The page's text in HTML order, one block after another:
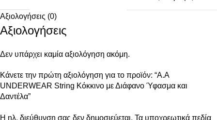
Αξιολογήσεις (0)
Αξιολογήσεις
Δεν υπάρχει καμία αξιολόγηση ακόμη.
Κάνετε την πρώτη αξιολόγηση για το προϊόν: “A.A
UNDERWEAR String Κόκκινο με Διάφανο Ύφασμα και
Δαντέλα”
Η ηλ. διεύθυνση σας δεν δημοσιεύεται. Τα υποχρεωτικά πεδία